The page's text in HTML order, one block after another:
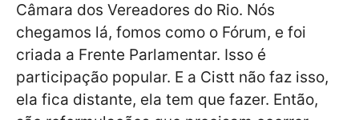
Câmara dos Vereadores do Rio. Nós
chegamos lá, fomos como o Fórum, e foi
criada a Frente Parlamentar. Isso é
participação popular. E a Cistt não faz isso,
ela fica distante, ela tem que fazer. Então,